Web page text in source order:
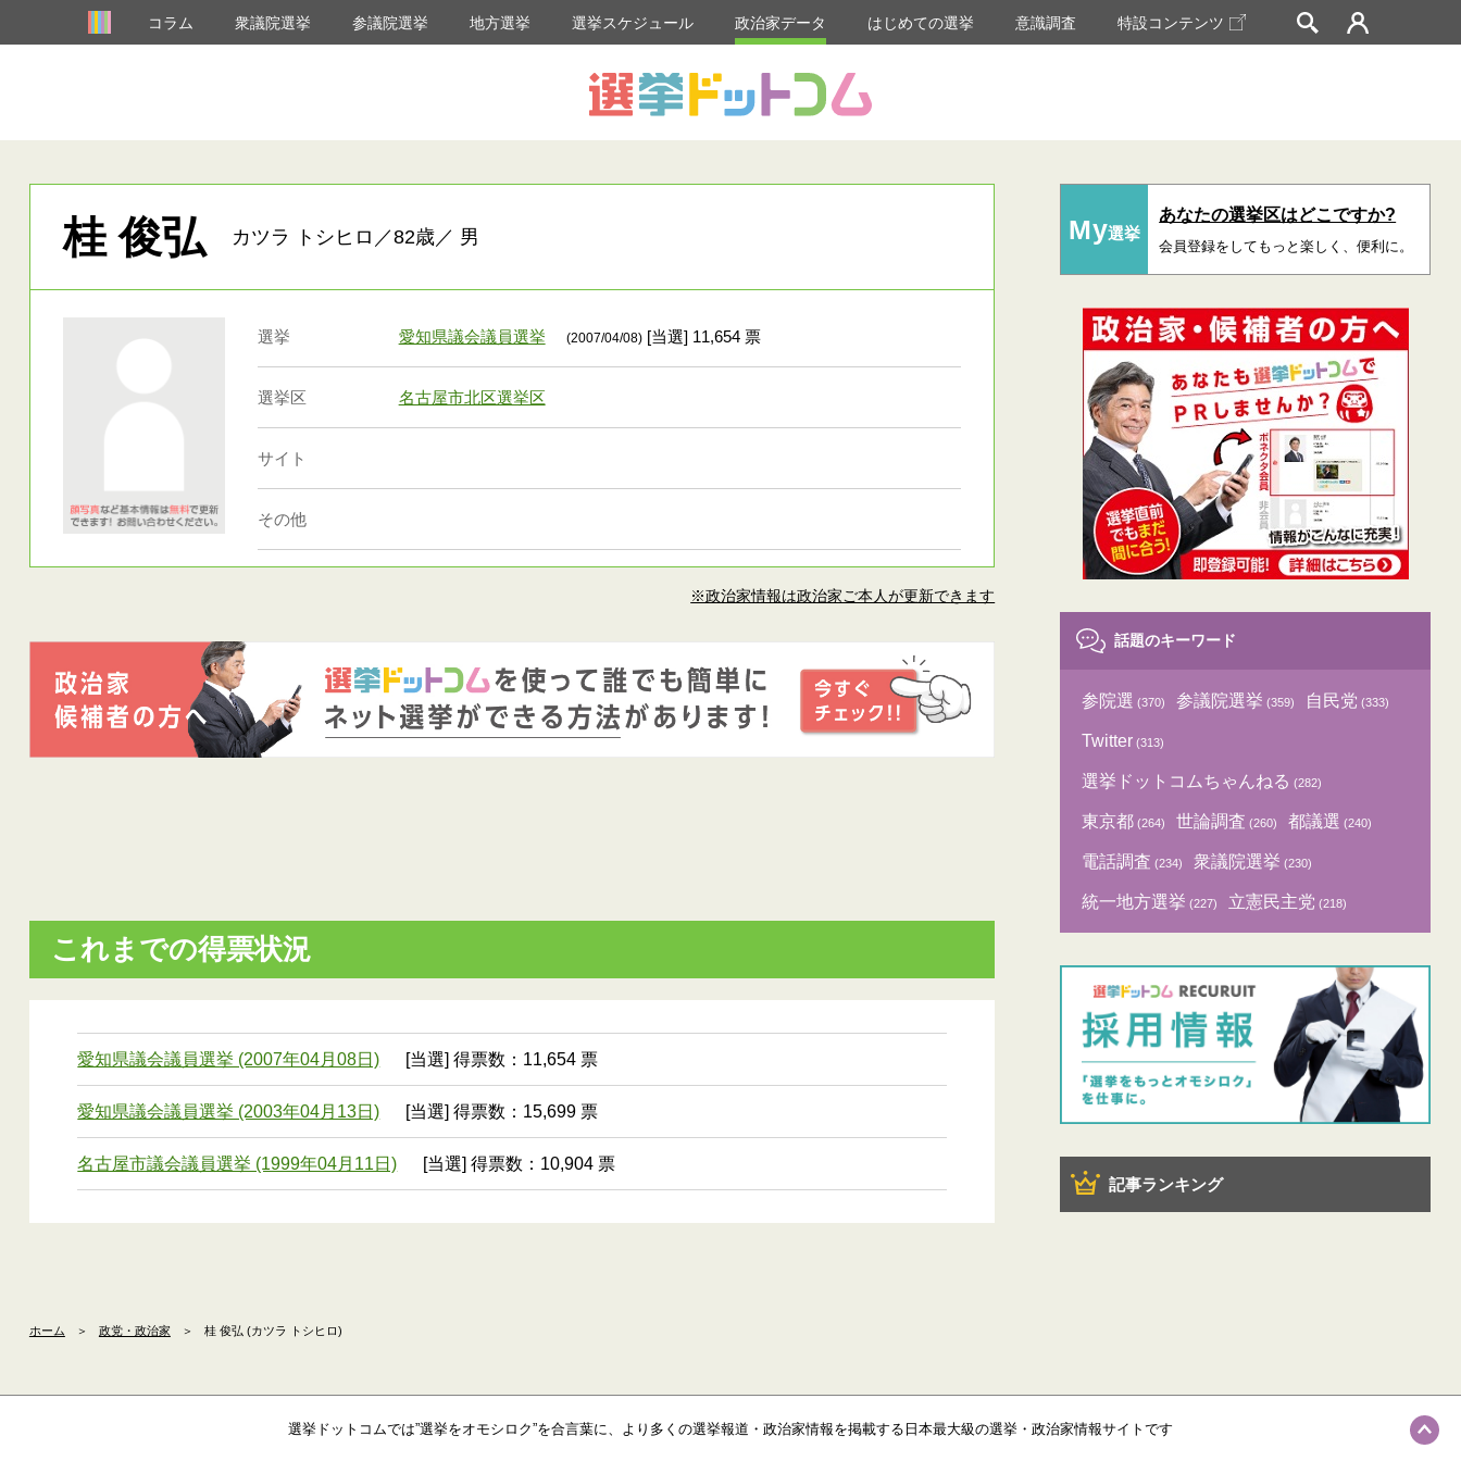
コラム 衆議院選挙 参議院選挙 地方選挙 選挙スケジュール 政治家データ はじめての選挙 意識調査 特設コンテンツ
桂 俊弘 カツラ トシヒロ／82歳／ 男
選挙 愛知県議会議員選挙 (2007/04/08)[当選] 11,654 票
選挙区 名古屋市北区選挙区
サイト
その他
※政治家情報は政治家ご本人が更新できます
これまでの得票状況
愛知県議会議員選挙 (2007年04月08日) [当選] 得票数：11,654 票
愛知県議会議員選挙 (2003年04月13日) [当選] 得票数：15,699 票
名古屋市議会議員選挙 (1999年04月11日) [当選] 得票数：10,904 票
My選挙
あなたの選挙区はどこですか?
会員登録をしてもっと楽しく、便利に。
話題のキーワード
参院選 (370) 参議院選挙 (359) 自民党 (333)
Twitter (313)
選挙ドットコムちゃんねる (282)
東京都 (264) 世論調査 (260) 都議選 (240)
電話調査 (234) 衆議院選挙 (230)
統一地方選挙 (227) 立憲民主党 (218)
記事ランキング
ホーム ＞ 政党・政治家 ＞ 桂 俊弘 (カツラ トシヒロ)
選挙ドットコムでは”選挙をオモシロク”を合言葉に、より多くの選挙報道・政治家情報を掲載する日本最大級の選挙・政治家情報サイトです